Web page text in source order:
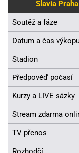
Slavia
Soutěž a fáze
Datum a čas výkopu
Stadion
Předpověď počasí
Kurzy a LIVE sázky
Stream zdarma
TV přenos
Rozhodčí